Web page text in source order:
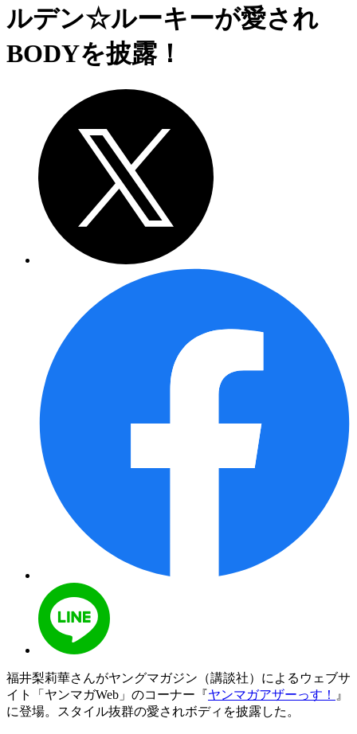
ルデン☆ルーキーが愛され
BODYを披露！
福井梨莉華さんがヤングマガジン（講談社）によるウェブサ
イト「ヤンマガWeb」のコーナー『ヤンマガアザーっす！
』
に登場。スタイル抜群の愛されボディを披露した。